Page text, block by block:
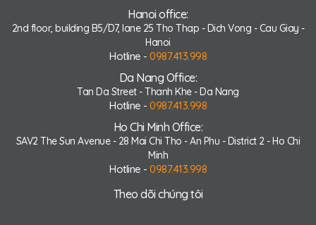
Hanoi office:
2nd floor, building B5/D7, lane 25 Tho Thap - Dich Vong - Cau Giay -
Hanoi
Hotline - 0987.413.998
Da Nang Office:
Tan Da Street - Thanh Khe - Da Nang
Hotline - 0987.413.998
Ho Chi Minh Office:
SAV2 The Sun Avenue - 28 Mai Chi Tho - An Phu - District 2 - Ho Chi
Minh
Hotline - 0987.413.998
Theo dõi chúng tôi